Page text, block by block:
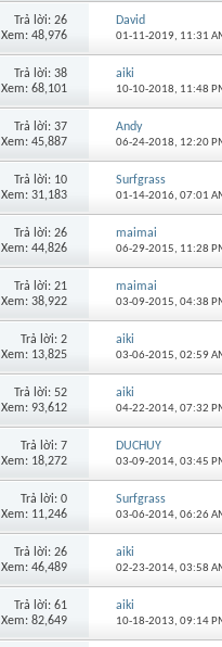
Trả lời:26
Xem: 48,976
David
01-11-2019, 11:31
Trả lời:38
Xem: 68,101
aiki
10-10-2018, 11:48
Trả lời:37
Xem: 45,887
Andy
06-24-2018, 12:20
Trả lời: 10
Xem: 31,183
Surfgrass
01-14-2016, 07:01
Trả lời:26
Xem: 44,826
maimai
06-29-2015, 11:28
Trả lời:21
Xem: 38,922
maimai
03-09-2015, 04:38
Trả lời:2
Xem: 13,825
aiki
03-06-2015, 02:59
Trả lời:52
Xem: 93,612
aiki
04-22-2014, 07:32
Trả lời:7
Xem: 18,272
DUCHUY
03-09-2014, 03:45
Trả lời:0
Xem: 11,246
Surfgrass
03-06-2014, 06:26
Trả lời:26
Xem: 46,489
aiki
02-23-2014, 03:58
Trả lời:61
Xem: 82,649
aiki
10-18-2013, 09:14